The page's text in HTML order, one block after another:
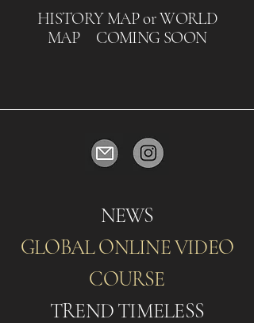
HISTORY MAP or WORLD
MAP COMING SOON
NEWS
GLOBAL ONLINE VIDEO
COURSE
TREND TIMELESS